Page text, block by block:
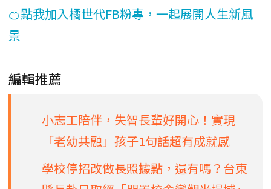
🍊點我加入橘世代FB粉專，一起展開人生新風
景
編輯推薦
小志工陪伴，失智長輩好開心！實現
「老幼共融」孩子1句話超有成就感
學校停招改做長照據點，還有嗎？台東